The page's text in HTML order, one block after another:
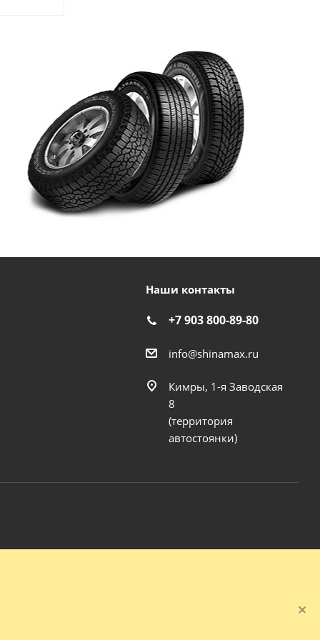
Наши контакты
+7 903 800-89-80
info@shinamax.ru
Кимры, 1-я Заводская
8
(территория
автостоянки)